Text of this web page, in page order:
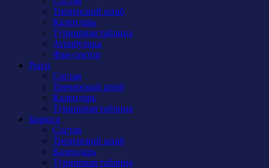
Тренерский штаб
Календарь
Турнирная таблица
Атрибутика
Фан-сектор
Рыси
Состав
Тренерский штаб
Календарь
Турнирная таблица
Бирюса
Состав
Тренерский штаб
Календарь
Турнирная таблица